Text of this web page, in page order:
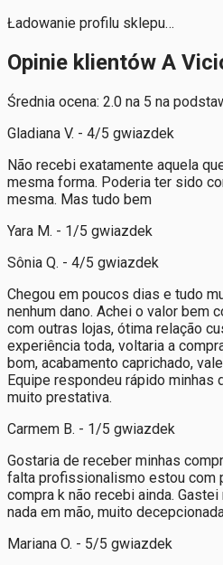
Ładowanie profilu sklepu…
Opinie klientów A
Średnia ocena: 2.0 na 5 na
Gladiana V. - 4/5 gwiazdek
Não recebi exatamente aquela
mesma forma. Poderia ter sido
mesma. Mas tudo bem
Yara M. - 1/5 gwiazdek
Sônia Q. - 4/5 gwiazdek
Chegou em poucos dias e tudo
nenhum dano. Achei o valor bem
com outras lojas, ótima relação
experiência toda, voltaria a
bom, acabamento caprichado,
Equipe respondeu rápido minhas
muito prestativa.
Carmem B. - 1/5 gwiazdek
Gostaria de receber minhas
falta profissionalismo estou com
compra k não recebi ainda.
nada em mão, muito
Mariana O. - 5/5 gwiazdek